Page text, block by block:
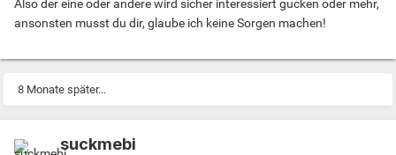
Also der eine oder andere wird sicher interessiert gucken oder mehr,
ansonsten musst du dir, glaube ich keine Sorgen machen!
8 Monate später...
suckmebi